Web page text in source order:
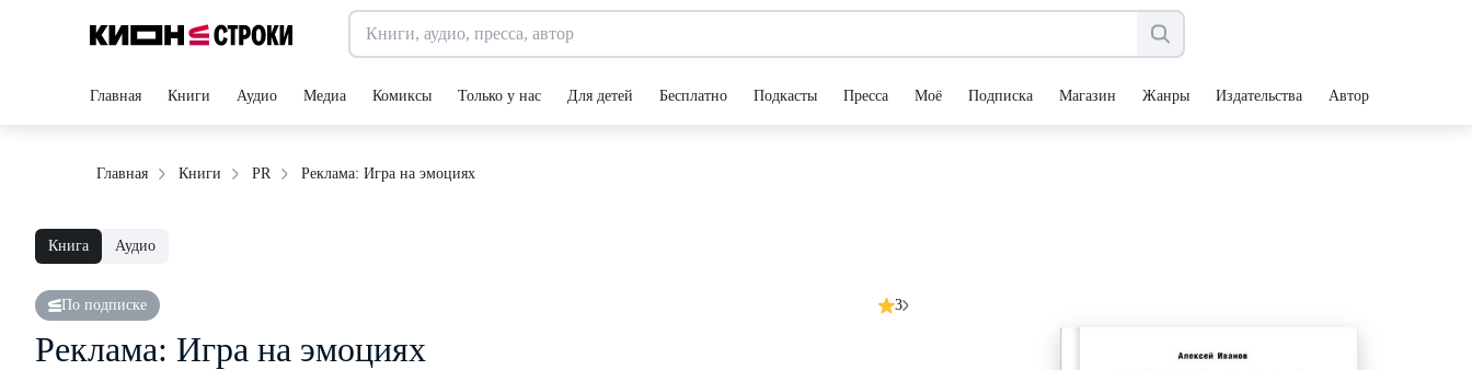
Главная Книги Аудио Медиа Комиксы Только у нас Для детей Бесплатно Подкасты Пресса Моё Подписка Магазин Жанры Издательства Авторы
Главная Книги PR Реклама: Игра на эмоциях
Книга Аудио
По подписке 3
Реклама: Игра на эмоциях